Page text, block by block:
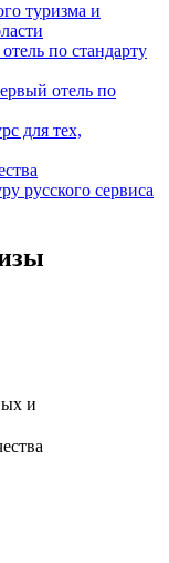
туризма и
отель по
для тех,
русского сервиса
и